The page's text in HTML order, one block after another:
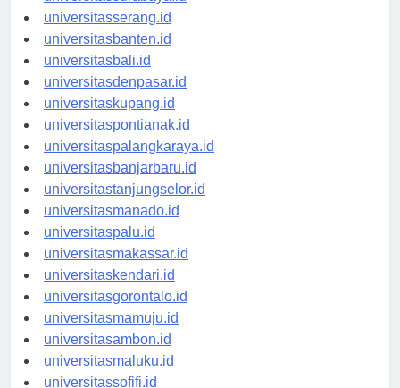
universitassurabaya.id
universitasserang.id
universitasbanten.id
universitasbali.id
universitasdenpasar.id
universitaskupang.id
universitaspontianak.id
universitaspalangkaraya.id
universitasbanjarbaru.id
universitastanjungselor.id
universitasmanado.id
universitaspalu.id
universitasmakassar.id
universitaskendari.id
universitasgorontalo.id
universitasmamuju.id
universitasambon.id
universitasmaluku.id